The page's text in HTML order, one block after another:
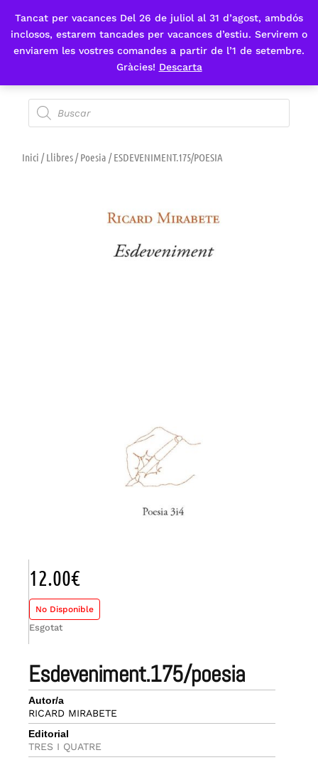
Tancat per vacances Del 26 de juliol al 31 d’agost, ambdós
inclosos, estarem tancades per vacances d’estiu. Servirem o
enviarem les vostres comandes a partir de l’1 de setembre.
Gràcies! Descarta
Fes-te'n sòcia
Inici /Llibres/Poesia / ESDEVENIMENT.175/POESIA
esdeveniment.175/poesia
Autor/a
RICARD MIRABETE
Editorial
TRES I QUATRE
12.00€
No Disponible
Esgotat